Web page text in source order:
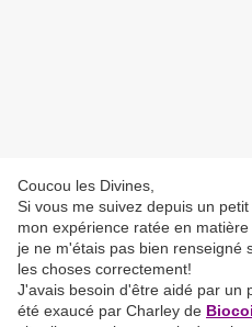
Coucou les Divines,
Si vous me suivez depuis un
mon expérience ratée en
je ne m'étais pas bien renseigné
les choses correctement!
J'avais besoin d'être aidé par un
été exaucé par Charley de